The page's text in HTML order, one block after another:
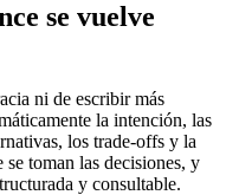
se vuelve
ni de escribir más
la intención, las
los trade-offs y la
toman las decisiones, y
y consultable.